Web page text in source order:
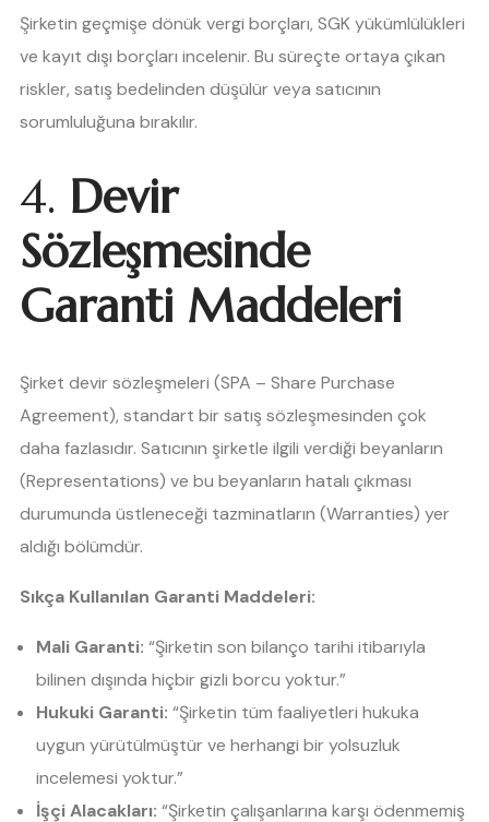
Şirketin geçmişe dönük vergi borçları, SGK yükümlülükleri
ve kayıt dışı borçları incelenir. Bu süreçte ortaya çıkan
riskler, satış bedelinden düşülür veya satıcının
sorumluluğuna bırakılır.
4. Devir
Sözleşmesinde
Garanti Maddeleri
Şirket devir sözleşmeleri (SPA – Share Purchase
Agreement), standart bir satış sözleşmesinden çok
daha fazlasıdır. Satıcının şirketle ilgili verdiği beyanların
(Representations) ve bu beyanların hatalı çıkması
durumunda üstleneceği tazminatların (Warranties) yer
aldığı bölümdür.
Sıkça Kullanılan Garanti Maddeleri:
Mali Garanti: “Şirketin son bilanço tarihi itibarıyla
bilinen dışında hiçbir gizli borcu yoktur.”
Hukuki Garanti: “Şirketin tüm faaliyetleri hukuka
uygun yürütülmüştür ve herhangi bir yolsuzluk
incelemesi yoktur.”
İşçi Alacakları: “Şirketin çalışanlarına karşı ödenmemiş